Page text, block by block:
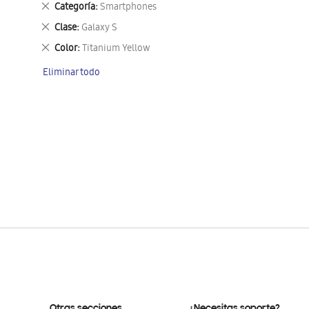
Categoría Smartphones
Eliminar
este
artículo
Clase Galaxy S
Eliminar
este
artículo
Color Titanium Yellow
Eliminar
artículo
Eliminar todo